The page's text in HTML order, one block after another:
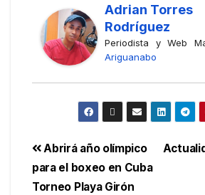
Adrian Torres
Rodríguez
Periodista y Web
Ariguanabo
Abrirá año olímpico
para el boxeo en Cuba
Torneo Playa Girón